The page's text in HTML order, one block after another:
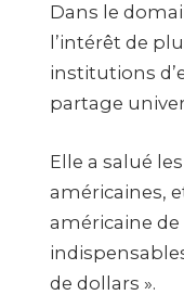
Dans le
l’intérêt de
institutions
partage
Elle a salué
américaines,
américaine
de dollars ».